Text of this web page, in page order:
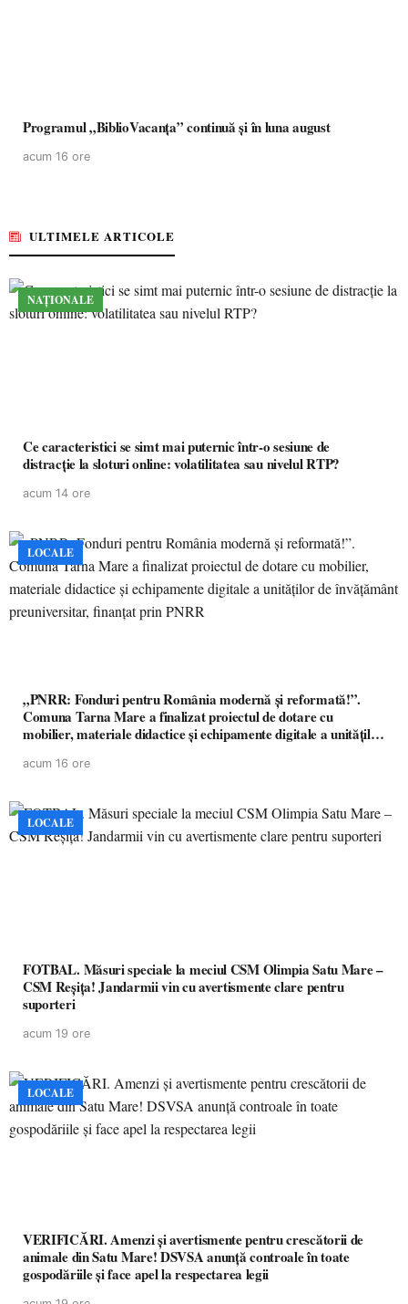
Programul „BiblioVacanța” continuă și în luna august
acum 16 ore
ULTIMELE ARTICOLE
NAȚIONALE
Ce caracteristici se simt mai puternic într-o sesiune de
distracție la sloturi online: volatilitatea sau nivelul RTP?
acum 14 ore
LOCALE
„PNRR: Fonduri pentru România modernă și reformată!”.
Comuna Tarna Mare a finalizat proiectul de dotare cu
mobilier, materiale didactice și echipamente digitale a unităților
acum 16 ore
LOCALE
FOTBAL. Măsuri speciale la meciul CSM Olimpia Satu Mare –
CSM Reșița! Jandarmii vin cu avertismente clare pentru
suporteri
acum 19 ore
LOCALE
VERIFICĂRI. Amenzi și avertismente pentru crescătorii de
animale din Satu Mare! DSVSA anunță controale în toate
gospodăriile și face apel la respectarea legii